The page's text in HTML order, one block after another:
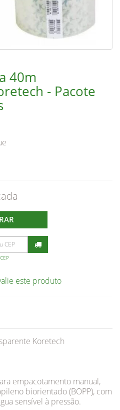
40m
- Pacote
este produto
Koretech
empacotamento manual,
biorientado (BOPP), com
sensível à pressão.